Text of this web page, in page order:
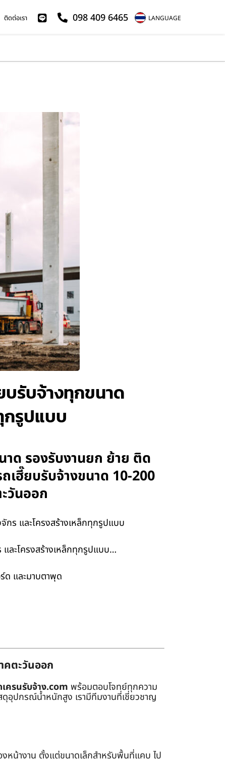
ติดต่อเรา 098 409 6465 LANGUAGE
บรับจ้างทุกขนาด
กรูปแบบ
าด รองรับงานยก ย้าย ติด
เฮี๊ยบรับจ้างขนาด 10-200
วันออก
กร และโครงสร้างเหล็กทุกรูปแบบ
และโครงสร้างเหล็กทุกรูปแบบ…
ด และมาบตาพุด
คตะวันออก
เครนรับจ้าง.com พร้อมตอบโจทย์ทุกความ
ดุอุปกรณ์น้ำหนักสูง เรามีทีมงานที่เชี่ยวชาญ
งหน้างาน ตั้งแต่ขนาดเล็กสำหรับพื้นที่แคบ ไป